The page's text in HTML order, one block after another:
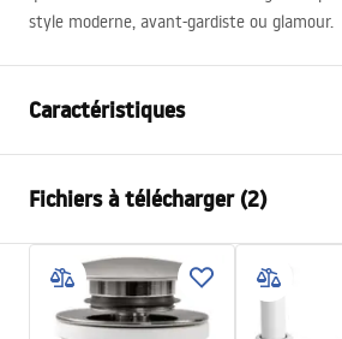
style moderne, avant-gardiste ou glamour.
Caractéristiques
Matériel
Couleur
Blanc
Finition
Brillant
Longueur
Fichiers à télécharger (2)
Instructions de montage
Basin.pdf